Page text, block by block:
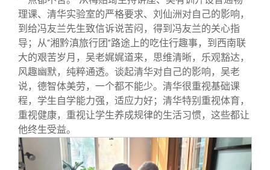
制度法规
联系我们
理课、清华实验室的严格要求、刘仙洲对自己的影响，
到给冯友兰先生致信诉说苦闷，得到冯友兰的关心指
导；从“湘黔滇旅行团”路途上的吃住行趣事，到西南联
大的艰苦岁月，吴老娓娓道来，思维清晰，乐观豁达，
风趣幽默，纯粹通透。谈起清华对自己的影响，吴老
说，德智体美劳，一个都不能少。清华很重视基础课
程，学生自学能力强，适应力好；清华特别重视体育，
重视健康，重视让学生养成规律的生活习惯，这些都让
他终生受益。